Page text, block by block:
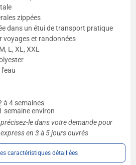
zippées
dans un étui de transport pratique
voyages et randonnées
L, XL, XXL
à 4 semaines
semaine environ
le dans votre demande pour
en 3 à 5 jours ouvrés
caractéristiques détaillées